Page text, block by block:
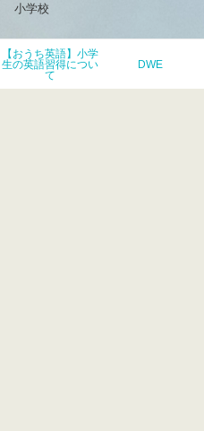
小学校
【おうち英語】小学
生の英語習得につい
て
DWE